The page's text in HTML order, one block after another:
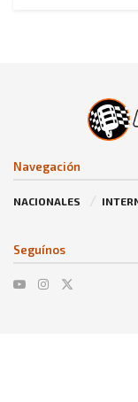
Navegación
NACIONALES
Seguínos